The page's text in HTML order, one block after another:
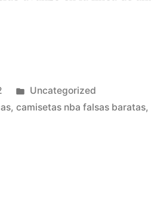
Publicado
en
Uncategorized
,camisetas nba falsas baratas,